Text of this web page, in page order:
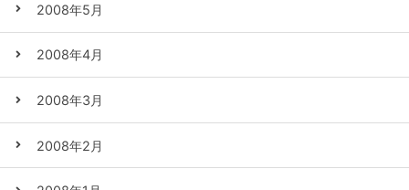
2008年5月
2008年4月
2008年3月
2008年2月